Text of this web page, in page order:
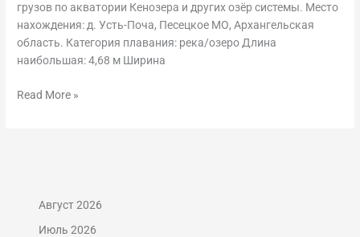
грузов по акватории Кенозера и других озёр системы. Место
нахождения: д. Усть-Поча, Песецкое МО, Архангельская
область. Категория плавания: река/озеро Длина
наибольшая: 4,68 м Ширина
Read More »
Август 2026
Июль 2026